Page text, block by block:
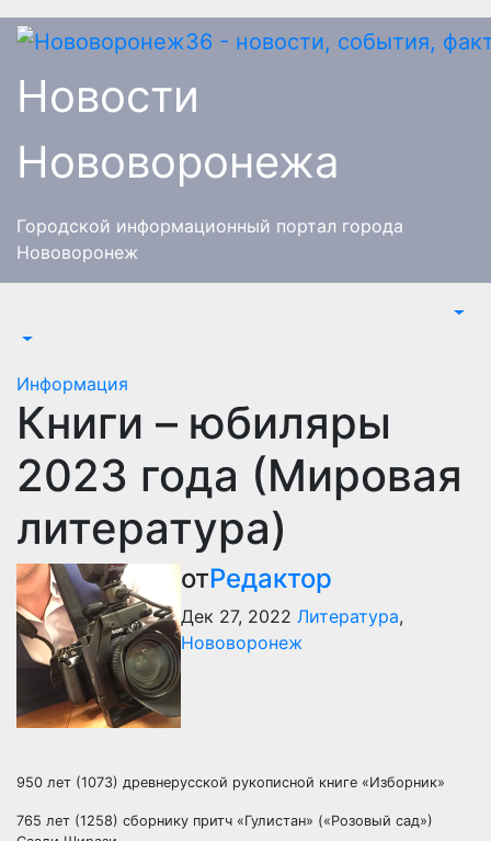
Перейти
Новости
Нововоронежа
Городской информационный портал города
Нововоронеж
Информация
Книги – юбиляры
2023 года (Мировая
литература)
отРедактор
Дек 27, 2022 Литература,
Нововоронеж
950 лет (1073) древнерусской рукописной книге «Изборник»
765 лет (1258) сборнику притч «Гулистан» («Розовый сад»)